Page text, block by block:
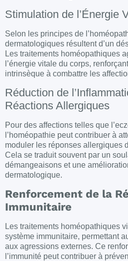
Stimulation de l’Énergie
Selon les principes de l’
dermatologiques résultent d’un
Les traitements homéopathiques
l’énergie vitale du corps,
intrinsèque à combattre les
Réduction de
Réactions Allergiques
Pour des affections telles que l’
l’homéopathie peut contribuer à
moduler les réponses allergiques
Cela se traduit souvent par un
démangeaisons et une
dermatologique.
Renforcement de la
Immunitaire
Les traitements homéopathiques
système immunitaire, permettant
aux agressions externes. Ce
l’immunité peut contribuer à